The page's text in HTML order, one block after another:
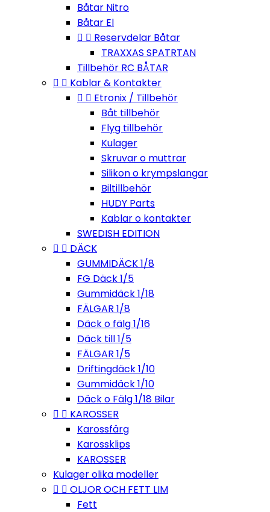
Båtar Nitro
Båtar El
  Reservdelar Båtar
TRAXXAS SPATRTAN
Tillbehör RC BÅTAR
  Kablar & Kontakter
  Etronix / Tillbehör
Båt tillbehör
Flyg tillbehör
Kulager
Skruvar o muttrar
Silikon o krympslangar
Biltillbehör
HUDY Parts
Kablar o kontakter
SWEDISH EDITION
  DÄCK
GUMMIDÄCK 1/8
FG Däck 1/5
Gummidäck 1/18
FÄLGAR 1/8
Däck o fälg 1/16
Däck till 1/5
FÄLGAR 1/5
Driftingdäck 1/10
Gummidäck 1/10
Däck o Fälg 1/18 Bilar
  KAROSSER
Karossfärg
Karossklips
KAROSSER
Kulager olika modeller
  OLJOR OCH FETT LIM
Fett